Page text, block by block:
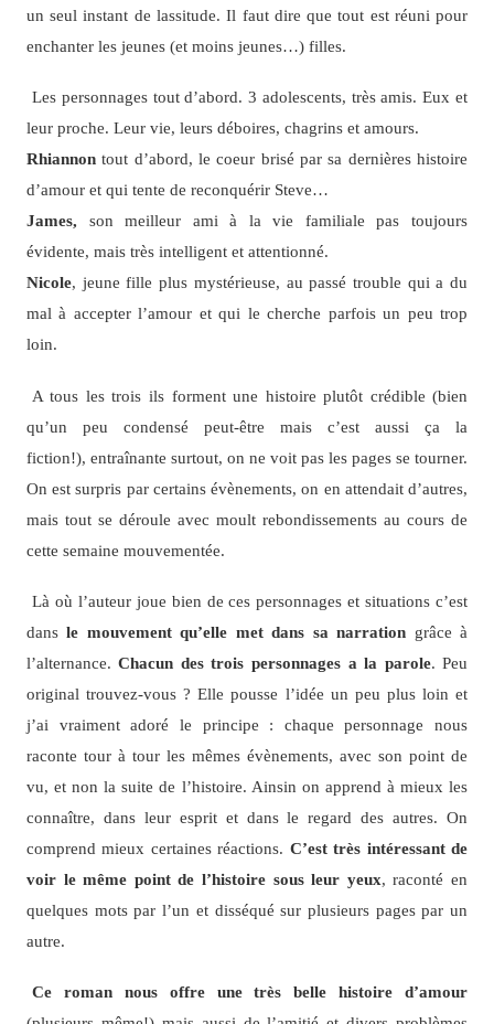
un seul instant de lassitude. Il faut dire que tout est réuni pour
enchanter les jeunes (et moins jeunes…) filles.
Les personnages tout d’abord. 3 adolescents, très amis. Eux et
leur proche. Leur vie, leurs déboires, chagrins et amours.
Rhiannontout d’abord, le coeur brisé par sa dernières histoire
d’amour et qui tente de reconquérir Steve…
James, son meilleur ami à la vie familiale pas toujours
évidente, mais très intelligent et attentionné.
Nicole, jeune fille plus mystérieuse, au passé trouble qui a du
mal à accepter l’amour et qui le cherche parfois un peu trop
loin.
A tous les trois ils forment une histoire plutôt crédible (bien
qu’un peu condensé peut-être mais c’est aussi ça la
fiction!), entraînante surtout, on ne voit pas les pages se tourner.
On est surpris par certains évènements, on en attendait d’autres,
mais tout se déroule avec moult rebondissements au cours de
cette semaine mouvementée.
Là où l’auteur joue bien de ces personnages et situations c’est
dansle mouvement qu’elle met dans sa narration grâce à
l’alternance.Chacun des trois personnages a la parole. Peu
original trouvez-vous ? Elle pousse l’idée un peu plus loin et
j’ai vraiment adoré le principe : chaque personnage nous
raconte tour à tour les mêmes évènements, avec son point de
vu, et non la suite de l’histoire. Ainsin on apprend à mieux les
connaître, dans leur esprit et dans le regard des autres. On
comprend mieux certaines réactions. C’est très intéressant de
voir le même point de l’histoire sous leur yeux, raconté en
quelques mots par l’un et disséqué sur plusieurs pages par un
autre.
Ce roman nous offre une très belle histoire d’amour